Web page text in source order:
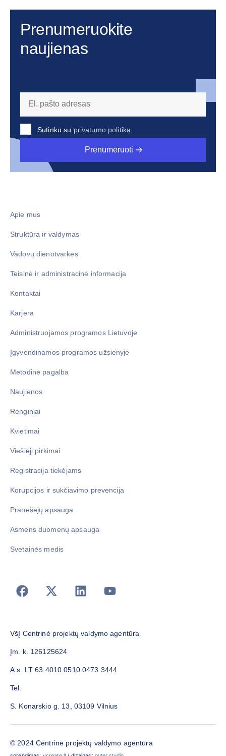
Prenumeruokite
naujienas
Sutinku su privatumo politika
Prenumeruoti
Apie mus
Struktūra ir valdymas
Vadovų dienotvarkės
Teisinė ir administracinė informacija
Kontaktai
Karjera
Administruojamos programos Lietuvoje
Įgyvendinamos programos užsienyje
Metodinė pagalba
Naujienos
Renginiai
Kvietimai
Viešieji pirkimai
Registracija tiekėjams
Korupcijos ir sukčiavimo prevencija
Pranešėjų apsauga
Asmens duomenų apsauga
Svetainės medis
VšĮ Centrinė projektų valdymo agentūra
Įm. k. 126125624
A.s. LT 63 4010 0510 0473 3444
Tel.
S. Konarskio g. 13, 03109 Vilnius
© 2024 Centrinė projektų valdymo agentūra